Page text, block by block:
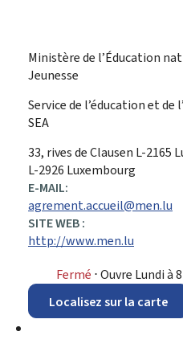
Ministère de l’Éducation
Jeunesse
Service de l’éducation et
SEA
ADRESSE
:
33, rives de Clausen L-2165
L-2926 Luxembourg
E-MAIL:
agrement.accueil@men.lu
SITE WEB :
http://www.men.lu
Fermé ⋅ Ouvre Lundi à
Localisez sur la carte